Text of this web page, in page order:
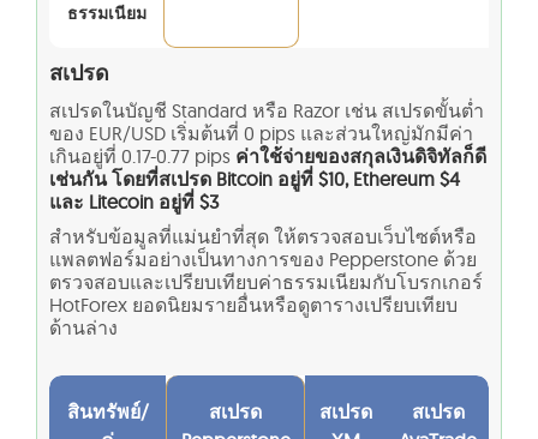
ธรรมเนียม
สเปรด
สเปรดในบัญชี Standard หรือ Razor เช่น สเปรดขั้นต่ำ
ของ EUR/USD เริ่มต้นที่ 0 pips และส่วนใหญ่มักมีค่า
เกินอยู่ที่ 0.17-0.77 pips ค่าใช้จ่ายของสกุลเงินดิจิทัลก็ดี
เช่นกัน โดยที่สเปรด Bitcoin อยู่ที่ $10, Ethereum $4
และ Litecoin อยู่ที่ $3
สำหรับข้อมูลที่แม่นยำที่สุด ให้ตรวจสอบเว็บไซต์หรือ
แพลตฟอร์มอย่างเป็นทางการของ Pepperstone ด้วย
ตรวจสอบและเปรียบเทียบค่าธรรมเนียมกับโบรกเกอร์
HotForex ยอดนิยมรายอื่นหรือดูตารางเปรียบเทียบ
ด้านล่าง
สินทรัพย์/
สเปรด
สเปรด
สเปรด